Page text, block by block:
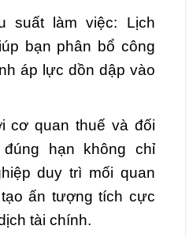
suất làm việc: Lịch
bạn phân bổ công
áp lực dồn dập vào
cơ quan thuế và đối
hạn không chỉ
duy trì mối quan
ấn tượng tích cực
tài chính.